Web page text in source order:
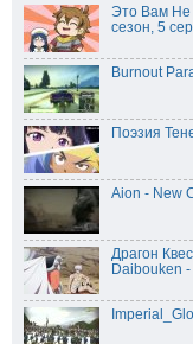
Это Вам Не
сезон, 5
Burnout
Поэзия
Aion - New
Драгон
Daibouken